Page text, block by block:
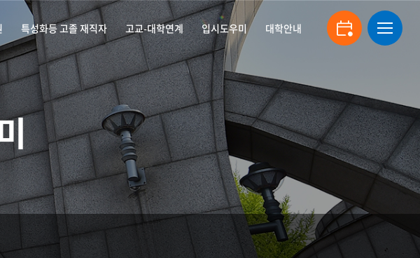
특성화등 고졸 재직자 고교-대학연계 입시도우미 대학안내